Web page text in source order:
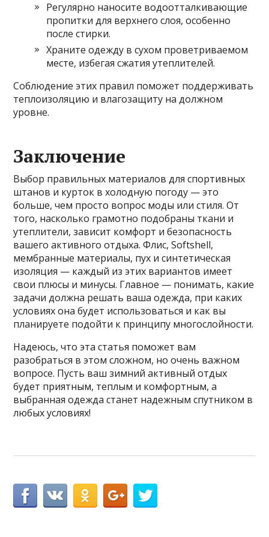
Регулярно наносите водоотталкивающие
пропитки для верхнего слоя, особенно
после стирки.
Храните одежду в сухом проветриваемом
месте, избегая сжатия утеплителей.
Соблюдение этих правил поможет поддерживать
теплоизоляцию и влагозащиту на должном
уровне.
Заключение
Выбор правильных материалов для спортивных
штанов и курток в холодную погоду — это
больше, чем просто вопрос моды или стиля. От
того, насколько грамотно подобраны ткани и
утеплители, зависит комфорт и безопасность
вашего активного отдыха. Флис, Softshell,
мембранные материалы, пух и синтетическая
изоляция — каждый из этих вариантов имеет
свои плюсы и минусы. Главное — понимать, какие
задачи должна решать ваша одежда, при каких
условиях она будет использоваться и как вы
планируете подойти к принципу многослойности.
Надеюсь, что эта статья поможет вам
разобраться в этом сложном, но очень важном
вопросе. Пусть ваш зимний активный отдых
будет приятным, теплым и комфортным, а
выбранная одежда станет надежным спутником в
любых условиях!